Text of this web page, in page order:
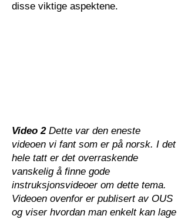
disse viktige aspektene.
Video 2Dette var den eneste
videoen vi fant som er på norsk. I det
hele tatt er det overraskende
vanskelig å finne gode
instruksjonsvideoer om dette tema.
Videoen ovenfor er publisert av OUS
og viser hvordan man enkelt kan lage